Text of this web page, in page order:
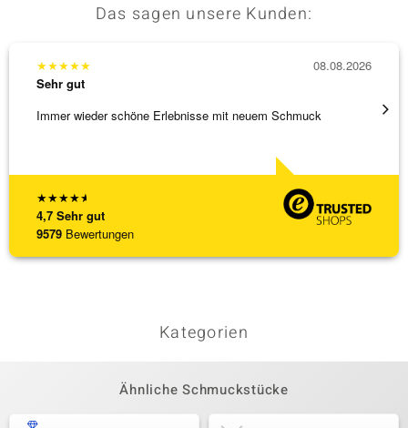
Das sagen unsere Kunden:
★★★★★
4,7 Sehr gut
9579 Bewertungen
★★★★★
Sehr gut
Immer wieder schöne Erlebnisse mit neuem Schmuck
08.08.2026
Kategorien
Ähnliche Schmuckstücke